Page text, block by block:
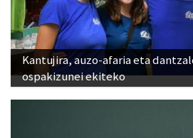
Kantujira, auzo-afaria eta
ospakizunei ekiteko